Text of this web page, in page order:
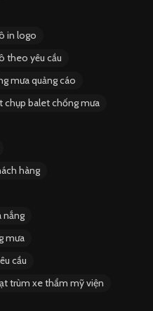
in logo
theo yêu cầu
mưa quảng cáo
chụp balet chống mưa
hàng
nắng
mưa
cầu
trùm xe thẩm mỹ viện